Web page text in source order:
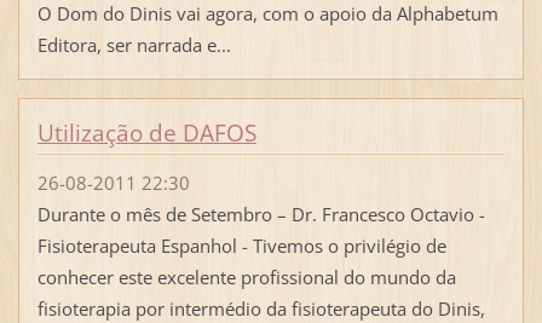
O Dom do Dinis vai agora, com o apoio da Alphabetum
Editora, ser narrada e...
Utilização de DAFOS
26-08-2011 22:30
Durante o mês de Setembro – Dr. Francesco Octavio -
Fisioterapeuta Espanhol - Tivemos o privilégio de
conhecer este excelente profissional do mundo da
fisioterapia por intermédio da fisioterapeuta do Dinis,